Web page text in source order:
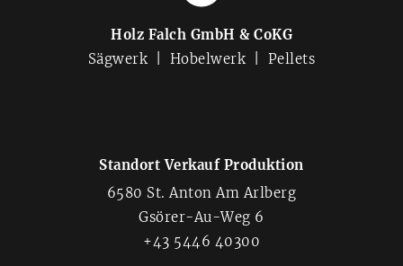
Holz Falch GmbH & CoKG
Sägwerk | Hobelwerk | Pellets
Standort Verkauf Produktion
6580 St. Anton Am Arlberg
Gsörer-Au-Weg 6
+43 5446 40300